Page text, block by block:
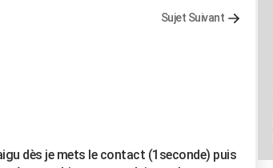
Sujet Suivant
dès je mets le contact (1seconde) puis